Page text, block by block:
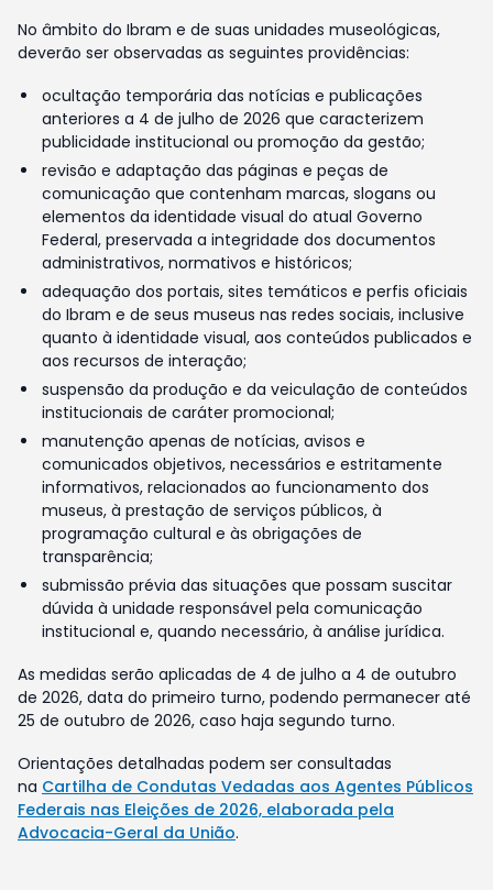
No âmbito do Ibram e de suas unidades museológicas,
deverão ser observadas as seguintes providências:
ocultação temporária das notícias e publicações
anteriores a 4 de julho de 2026 que caracterizem
publicidade institucional ou promoção da gestão;
revisão e adaptação das páginas e peças de
comunicação que contenham marcas, slogans ou
elementos da identidade visual do atual Governo
Federal, preservada a integridade dos documentos
administrativos, normativos e históricos;
adequação dos portais, sites temáticos e perfis oficiais
do Ibram e de seus museus nas redes sociais, inclusive
quanto à identidade visual, aos conteúdos publicados e
aos recursos de interação;
suspensão da produção e da veiculação de conteúdos
institucionais de caráter promocional;
manutenção apenas de notícias, avisos e
comunicados objetivos, necessários e estritamente
informativos, relacionados ao funcionamento dos
museus, à prestação de serviços públicos, à
programação cultural e às obrigações de
transparência;
submissão prévia das situações que possam suscitar
dúvida à unidade responsável pela comunicação
institucional e, quando necessário, à análise jurídica.
As medidas serão aplicadas de 4 de julho a 4 de outubro
de 2026, data do primeiro turno, podendo permanecer até
25 de outubro de 2026, caso haja segundo turno.
Orientações detalhadas podem ser consultadas
na Cartilha de Condutas Vedadas aos Agentes Públicos
Federais nas Eleições de 2026, elaborada pela
Advocacia-Geral da União.